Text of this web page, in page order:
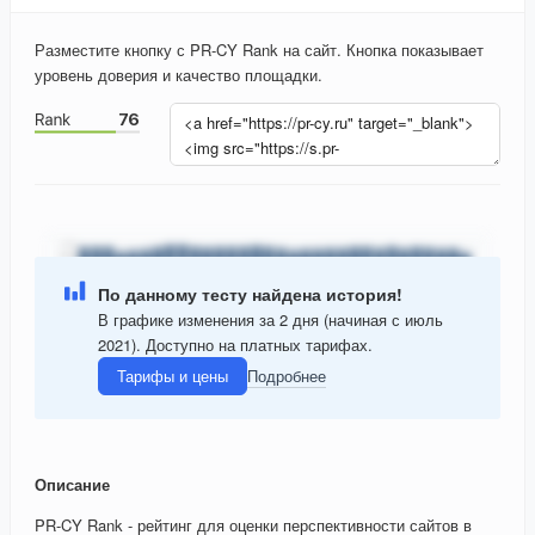
Разместите кнопку с PR-CY Rank на сайт. Кнопка показывает
уровень доверия и качество площадки.
По данному тесту найдена история!
В графике изменения за 2 дня (начиная с июль
2021). Доступно на платных тарифах.
Тарифы и цены
Подробнее
Описание
PR-CY Rank - рейтинг для оценки перспективности сайтов в